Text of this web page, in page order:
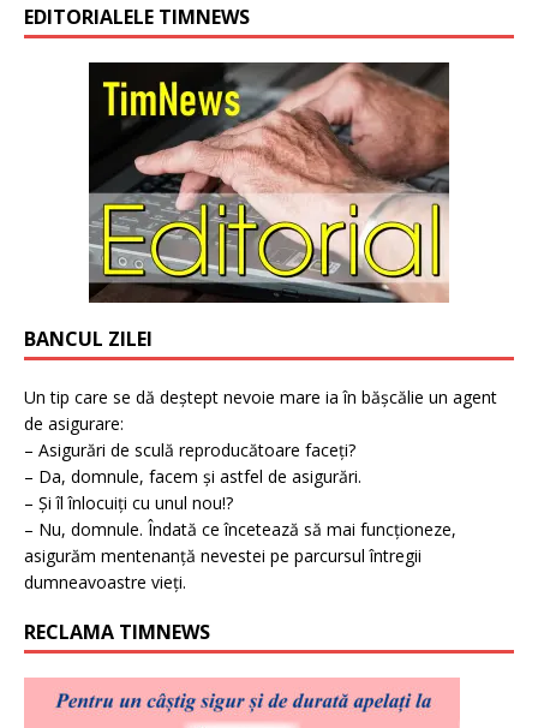
EDITORIALELE TIMNEWS
BANCUL ZILEI
Un tip care se dă deștept nevoie mare ia în bășcălie un agent
de asigurare:
– Asigurări de sculă reproducătoare faceți?
– Da, domnule, facem și astfel de asigurări.
– Și îl înlocuiți cu unul nou!?
– Nu, domnule. Îndată ce încetează să mai funcționeze,
asigurăm mentenanță nevestei pe parcursul întregii
dumneavoastre vieți.
RECLAMA TIMNEWS